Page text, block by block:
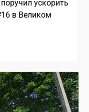
ускорить
в Великом